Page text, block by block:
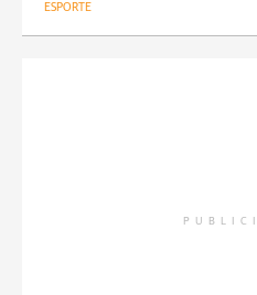
ESPORTE